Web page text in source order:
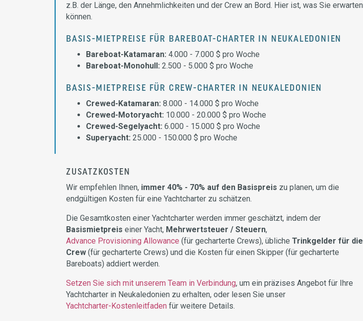
z.B. der Länge, den Annehmlichkeiten und der Crew an Bord. Hier ist, was Sie erwarten
können.
BASIS-MIETPREISE FÜR BAREBOAT-CHARTER IN NEUKALEDONIEN
Bareboat-Katamaran: 4.000 - 7.000 $ pro Woche
Bareboat-Monohull: 2.500 - 5.000 $ pro Woche
BASIS-MIETPREISE FÜR CREW-CHARTER IN NEUKALEDONIEN
Crewed-Katamaran: 8.000 - 14.000 $ pro Woche
Crewed-Motoryacht: 10.000 - 20.000 $ pro Woche
Crewed-Segelyacht: 6.000 - 15.000 $ pro Woche
Superyacht: 25.000 - 150.000 $ pro Woche
ZUSATZKOSTEN
Wir empfehlen Ihnen, immer 40% - 70% auf den Basispreis zu planen, um die
endgültigen Kosten für eine Yachtcharter zu schätzen.
Die Gesamtkosten einer Yachtcharter werden immer geschätzt, indem der
Basismietpreis einer Yacht, Mehrwertsteuer / Steuern,
Advance Provisioning Allowance (für gecharterte Crews), übliche Trinkgelder für die
Crew (für gecharterte Crews) und die Kosten für einen Skipper (für gecharterte
Bareboats) addiert werden.
Setzen Sie sich mit unserem Team in Verbindung, um ein präzises Angebot für Ihre
Yachtcharter in Neukaledonien zu erhalten, oder lesen Sie unser
Yachtcharter-Kostenleitfaden für weitere Details.